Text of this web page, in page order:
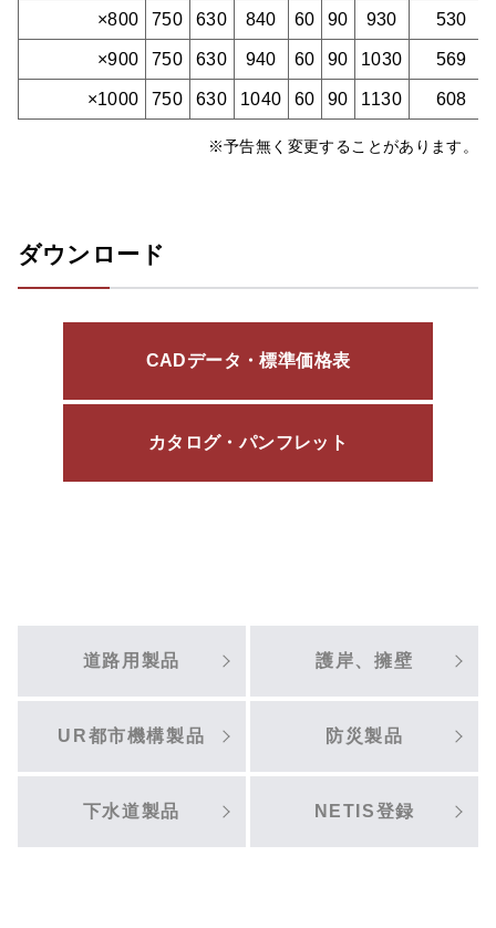
×800 750 630 840 60 90 930 530
×900 750 630 940 60 90 1030 569
×1000 750 630 1040 60 90 1130 608
※予告無く変更することがあります。
ダウンロード
CADデータ・標準価格表
カタログ・パンフレット
道路用製品 護岸、擁壁
UR都市機構製品 防災製品
下水道製品 NETIS登録